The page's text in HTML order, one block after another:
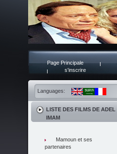
Page Principale
s'inscrire
Languages:
LISTE DES FILMS DE ADEL
IMAM
Mamoun et ses
partenaires